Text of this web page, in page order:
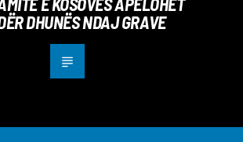
DHUNËS NDAJ GRAVE